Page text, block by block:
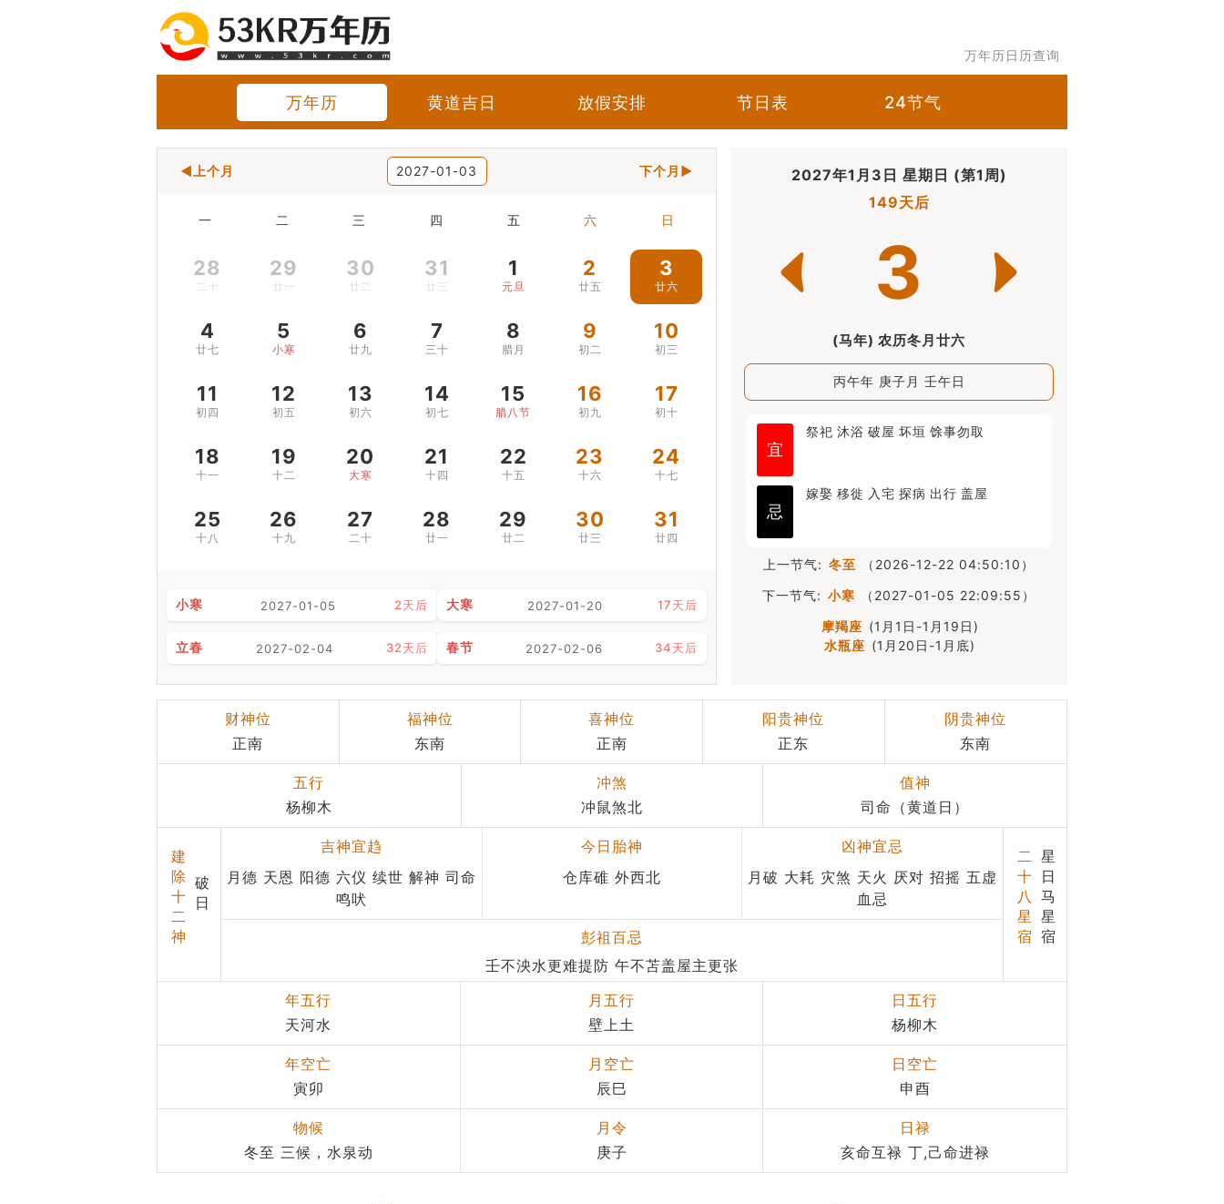
万年历日历查询
万年历 黄道吉日 放假安排 节日表 24节气
◀上个月 2027-01-03 下个月▶
一 二 三 四 五 六 日
28
二十
29
廿一
30
廿二
31
廿三
1
元旦
2
廿五
3
廿六
4
廿七
5
小寒
6
廿九
7
三十
8
腊月
9
初二
10
初三
11
初四
12
初五
13
初六
14
初七
15
腊八节
16
初九
17
初十
18
十一
19
十二
20
大寒
21
十四
22
十五
23
十六
24
十七
25
十八
26
十九
27
二十
28
廿一
29
廿二
30
廿三
31
廿四
小寒 2027-01-05 2天后 大寒 2027-01-20 17天后
立春 2027-02-04 32天后 春节 2027-02-06 34天后
2027年1月3日 星期日 (第1周)
149天后
3
(马年) 农历冬月廿六
丙午年 庚子月 壬午日
宜
祭祀 沐浴 破屋 坏垣 馀事勿取
忌
嫁娶 移徙 入宅 探病 出行 盖屋
上一节气: 冬至
（2026-12-22 04:50:10）
下一节气: 小寒
（2027-01-05 22:09:55）
摩羯座 (1月1日-1月19日)
水瓶座 (1月20日-1月底)
财神位
正南
福神位
东南
喜神位
正南
阳贵神位
正东
阴贵神位
东南
五行
杨柳木
冲煞
冲鼠煞北
值神
司命（黄道日）
建
除
十
二
神
破
日
吉神宜趋
月德 天恩 阳德 六仪 续世 解神 司命
鸣吠
今日胎神
仓库碓 外西北
凶神宜忌
月破 大耗 灾煞 天火 厌对 招摇 五虚
血忌
彭祖百忌
壬不泱水更难提防 午不苫盖屋主更张
二
十
八
星
宿
星
日
马
星
宿
年五行
天河水
月五行
壁上土
日五行
杨柳木
年空亡
寅卯
月空亡
辰巳
日空亡
申酉
物候
冬至 三候，水泉动
月令
庚子
日禄
亥命互禄 丁,己命进禄